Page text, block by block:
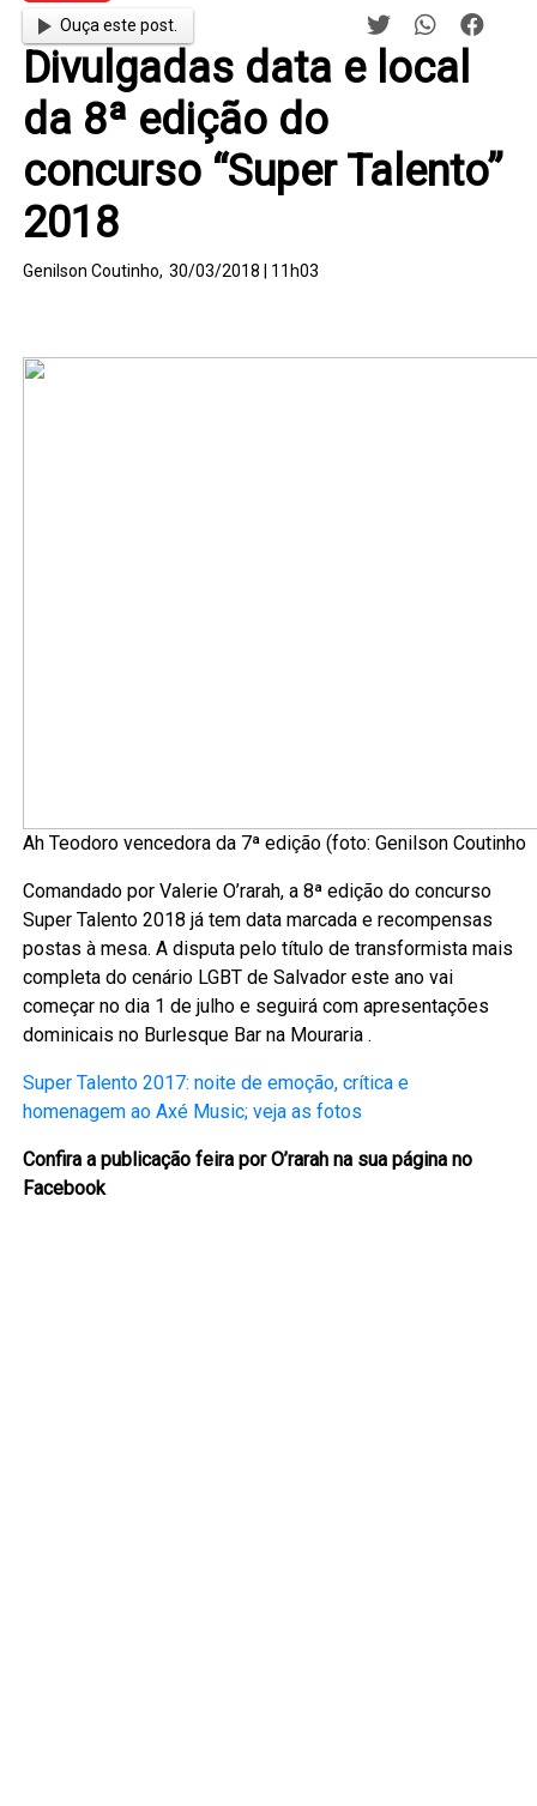
Ouça este post.
Divulgadas data e local
da 8ª edição do
concurso “Super Talento”
2018
Genilson Coutinho, 30/03/2018 | 11h03
Ah Teodoro vencedora da 7ª edição (foto: Genilson Coutinho
Comandado por Valerie O’rarah, a 8ª edição do concurso
Super Talento 2018 já tem data marcada e recompensas
postas à mesa. A disputa pelo título de transformista mais
completa do cenário LGBT de Salvador este ano vai
começar no dia 1 de julho e seguirá com apresentações
dominicais no Burlesque Bar na Mouraria .
Super Talento 2017: noite de emoção, crítica e
homenagem ao Axé Music; veja as fotos
Confira a publicação feira por O’rarah na sua página no
Facebook